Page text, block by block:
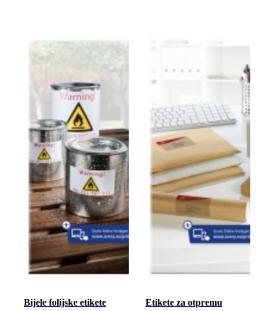
Bijele folijske etikete
Etikete za otpremu